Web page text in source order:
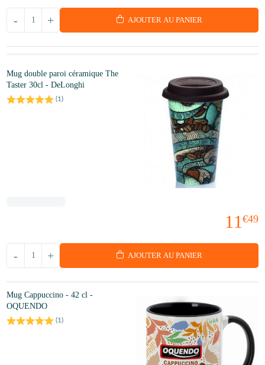
+
- AJOUTER AU PANIER
Mug double paroi céramique The
Taster 30cl - DeLonghi
(1)
11 €49
+
- AJOUTER AU PANIER
Mug Cappuccino - 42 cl -
OQUENDO
(1)